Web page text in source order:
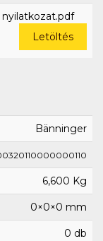
Letöltés
Bänninger
6,600 Kg
0×0×0 mm
0 db